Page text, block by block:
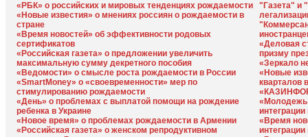
«РБК» о российских и мировых тенденциях рождаемости
«Новые известия» о мнениях россиян о рождаемости в
стране
«Время новостей» об эффективности родовых
сертификатов
«Российская газета» о предложении увеличить
максимальную сумму декретного пособия
«Ведомости» о смысле роста рождаемости в России
«SmartMoney» о «своевременности» мер по
стимулированию рождаемости
«День» о проблемах с выплатой помощи на рождение
ребенка в Украине
«Новое время» о проблемах рождаемости в Армении
«Российская газета» о женском репродуктивном
"Газета" и
«Деловая
призму
«Зеркало
«Новые
кварталов
«Молодежь
«Время